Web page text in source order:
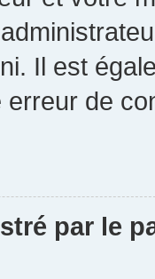
Il est
de
par le